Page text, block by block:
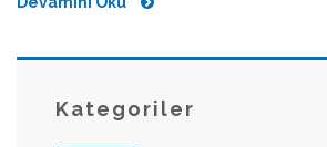
Kategoriler